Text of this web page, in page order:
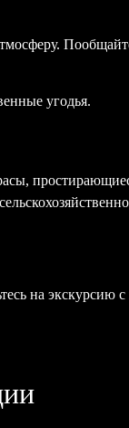
угодья.
на экскурсию